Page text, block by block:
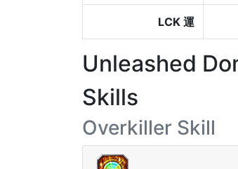
LCK 運
Unleashed
Skills
Overkiller Skill